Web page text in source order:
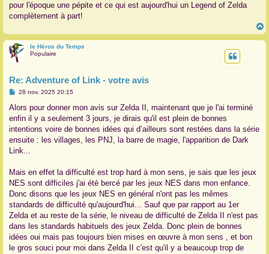
pour l'époque une pépite et ce qui est aujourd'hui un Legend of Zelda
complètement à part!
a
u
le Héros du Temps
Populaire
Re: Adventure of Link - votre avis
M
s
a
g
28 nov. 2025 20:15
Alors pour donner mon avis sur Zelda II, maintenant que je l'ai terminé
enfin il y a seulement 3 jours, je dirais qu'il est plein de bonnes
intentions voire de bonnes idées qui d’ailleurs sont restées dans la série
ensuite : les villages, les PNJ, la barre de magie, l'apparition de Dark
Link...
Mais en effet la difficulté est trop hard à mon sens, je sais que les jeux
NES sont difficiles j'ai été bercé par les jeux NES dans mon enfance.
Donc disons que les jeux NES en général n'ont pas les mêmes
standards de difficulté qu'aujourd'hui... Sauf que par rapport au 1er
Zelda et au reste de la série, le niveau de difficulté de Zelda II n'est pas
dans les standards habituels des jeux Zelda. Donc plein de bonnes
idées oui mais pas toujours bien mises en œuvre à mon sens , et bon
le gros souci pour moi dans Zelda II c'est qu'il y a beaucoup trop de